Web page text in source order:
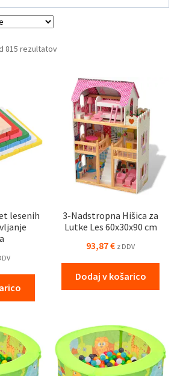
k njihovemu zdravemu razvoju skozi
815 rezultatov
lesenih
3-Nadstropna Hišica za
Lutke Les 60x30x90 cm
93,87€ z DDV
Dodaj v košarico